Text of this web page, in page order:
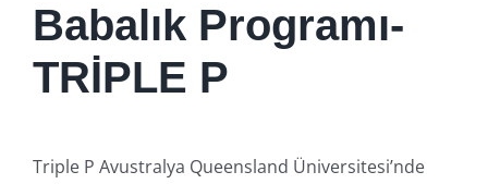
Babalık Programı-
TRİPLE P
Triple P Avustralya Queensland Üniversitesi’nde